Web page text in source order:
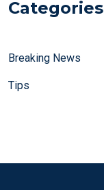
Categories
Breaking News
Tips